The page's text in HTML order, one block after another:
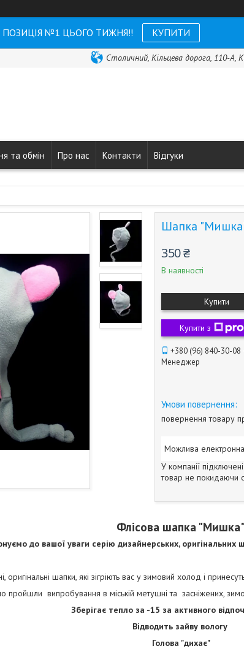
ПОЗИЦІЯ №1 ЦЬОГО ТИЖНЯ!! КУПИТИ
Столичний, Кільцева дорога, 110-А,
та обмін Про нас Контакти Відгуки
Шапка
350 ₴
В наявності
Купити
Купити з
+380 (96) 840-30-08
Менеджер
повернення товару
У компанії
товар не покидаючи
Флісова шапка
до вашої уваги серію дизайнерських, оригінальних
оригінальні шапки, які зігріють вас у зимовий холод і
пройшли випробування в міській метушні та засніжених,
Зберігає тепло за -15 за активного
Відводить зайву вологу
Голова "дихає"